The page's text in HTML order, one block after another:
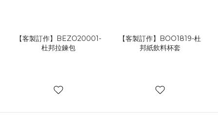
【客製訂作】BEZO20001-
杜邦拉鍊包
【客製訂作】BOO1819-杜
邦紙飲料杯套